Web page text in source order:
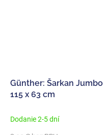
Günther: Šarkan Jumbo
115 x 63 cm
Dodanie 2-5 dní